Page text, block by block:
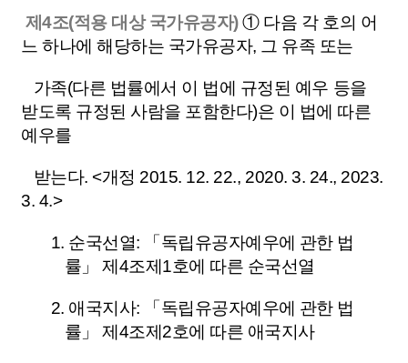
제4조(적용 대상 국가유공자)① 다음 각 호의 어
느 하나에 해당하는 국가유공자, 그 유족 또는
가족(다른 법률에서 이 법에 규정된 예우 등을
받도록 규정된 사람을 포함한다)은 이 법에 따른
예우를
받는다. <개정 2015. 12. 22., 2020. 3. 24., 2023.
3. 4.>
1. 순국선열:
「독립유공자예우에 관한 법
률」
제4조제1호에 따른 순국선열
2. 애국지사:
「독립유공자예우에 관한 법
률」
제4조제2호에 따른 애국지사